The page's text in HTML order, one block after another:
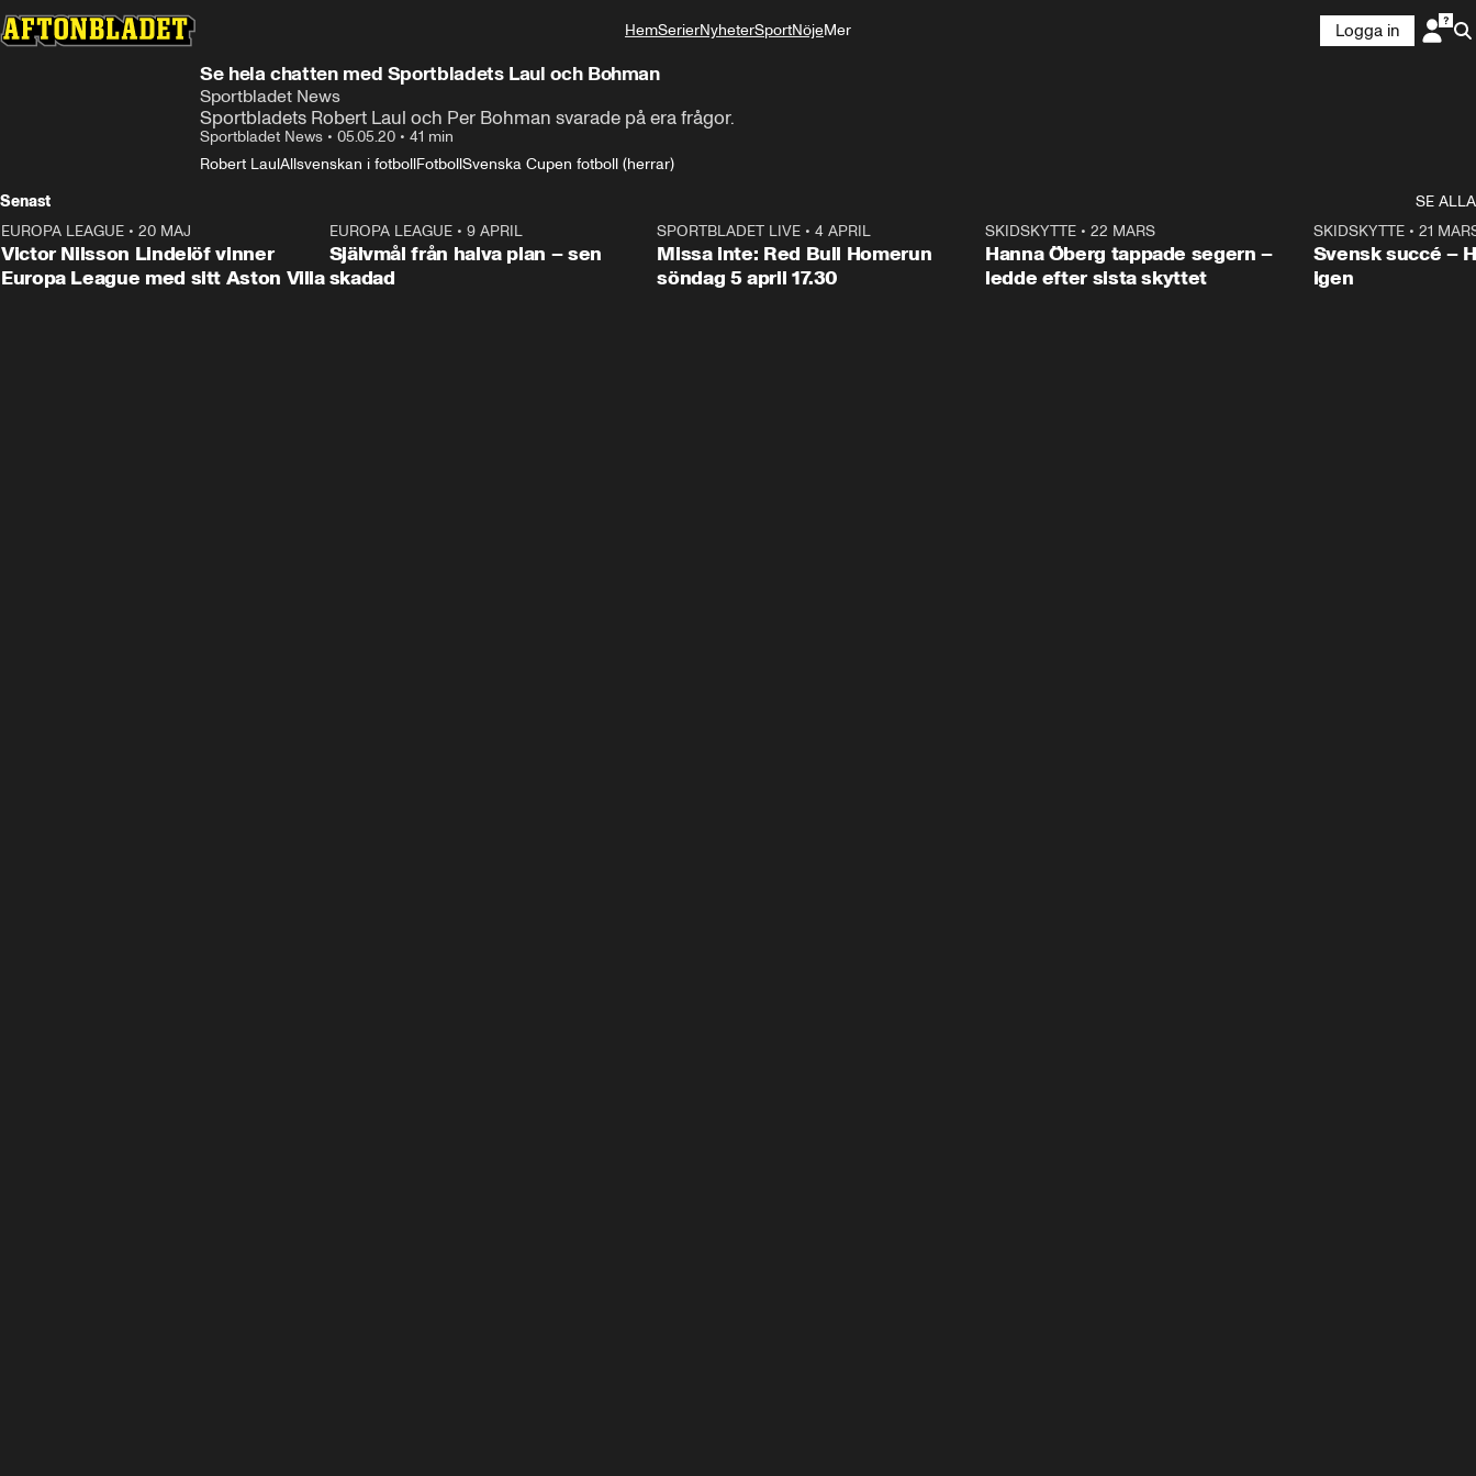
HemSerierNyheterSportNöjeMer
Logga in
Se hela chatten med Sportbladets Laul och Bohman
Sportbladet News
Sportbladets Robert Laul och Per Bohman svarade på era frågor.
Sportbladet News • 05.05.20 • 41 min
Robert LaulAllsvenskan i fotbollFotbollSvenska Cupen fotboll (herrar)
Senast
SE ALLA
EUROPA LEAGUE • 20 MAJ
Victor Nilsson Lindelöf vinner
Europa League med sitt Aston Villa
1:03
EUROPA LEAGUE• 9 APRIL
Självmål från halva plan – sen
skadad
SPORTBLADET LIVE •4 APRIL
Missa inte: Red Bull Homerun
söndag 5 april 17.30
SKIDSKYTTE• 22 MARS
Hanna Öberg tappade segern –
ledde efter sista skyttet
SKIDSKYTTE• 21
Svensk succé –
igen